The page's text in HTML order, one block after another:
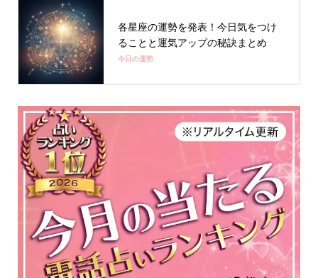
各星座の運勢を発表！今日気をつけ
ることと運気アップの秘訣まとめ
今日の運勢